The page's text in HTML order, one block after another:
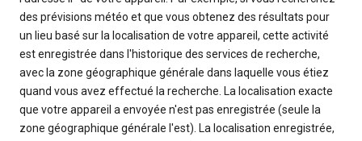
des prévisions météo et que vous obtenez des résultats pour
un lieu basé sur la localisation de votre appareil, cette activité
est enregistrée dans l'historique des services de recherche,
avec la zone géographique générale dans laquelle vous étiez
quand vous avez effectué la recherche. La localisation exacte
que votre appareil a envoyée n'est pas enregistrée (seule la
zone géographique générale l'est). La localisation enregistrée,